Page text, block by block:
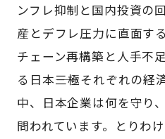
ンフレ抑制と国内投資の
産とデフレ圧力に直面す
チェーン再構築と人手不
る日本――三極それぞれの
中、日本企業は何を守り
問われています。とりわ